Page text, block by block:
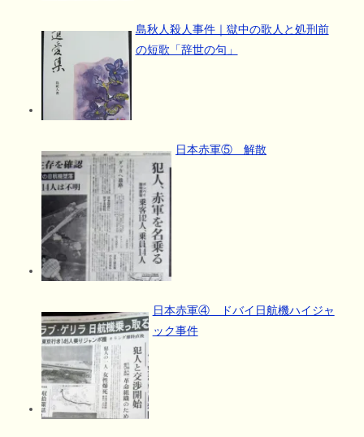
島秋人殺人事件｜獄中の歌人と処刑前
の短歌「辞世の句」
日本赤軍⑤ 解散
日本赤軍④ ドバイ日航機ハイジャ
ック事件